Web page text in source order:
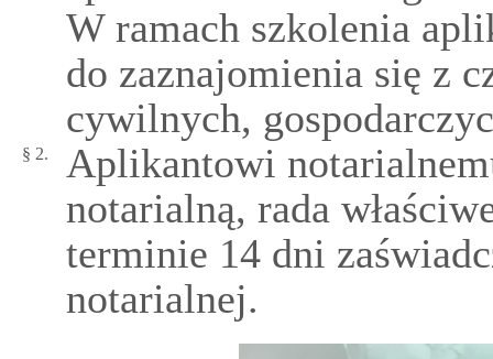
W ramach szkolenia
do zaznajomienia się z
cywilnych,
§ 2.
Aplikantowi
notarialną, rada
terminie 14 dni
notarialnej.